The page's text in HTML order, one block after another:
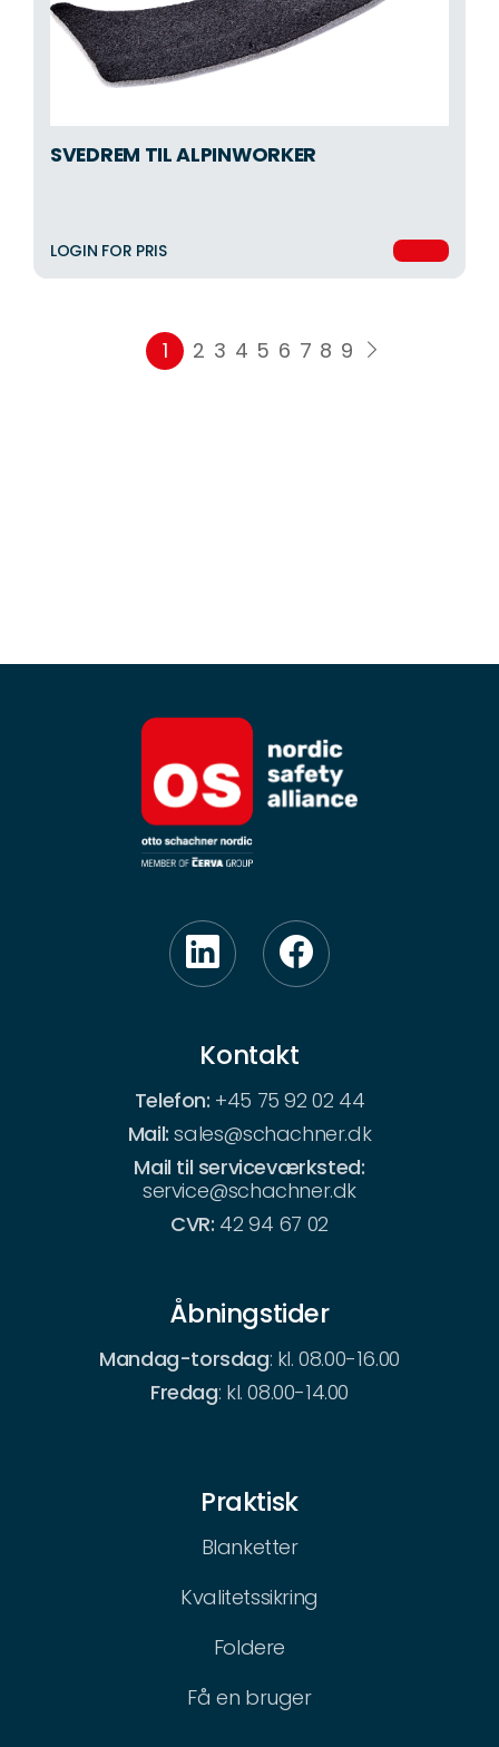
SVEDREM TIL ALPINWORKER
LOGIN FOR PRIS
1 2 3 4 5 6 7 8 9
Kontakt
Telefon: +45 75 92 02 44
Mail:sales@schachner.dk
Mail til serviceværksted:
service@schachner.dk
CVR: 42 94 67 02
Åbningstider
Mandag-torsdag: kl. 08.00-16.00
Fredag: kl. 08.00-14.00
Praktisk
Blanketter
Kvalitetssikring
Foldere
Få en bruger